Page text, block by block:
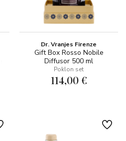
Dr. Vranjes Firenze
Gift Box Rosso Nobile
Diffusor 500 ml
Poklon set
114,00 €